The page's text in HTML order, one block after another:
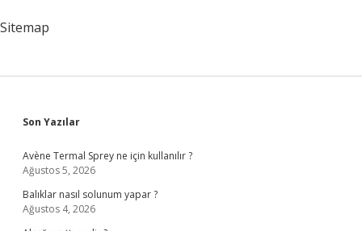
Sitemap
Sidebar
Son Yazılar
Avène Termal Sprey ne için kullanılır ?
Ağustos 5, 2026
Balıklar nasıl solunum yapar ?
Ağustos 4, 2026